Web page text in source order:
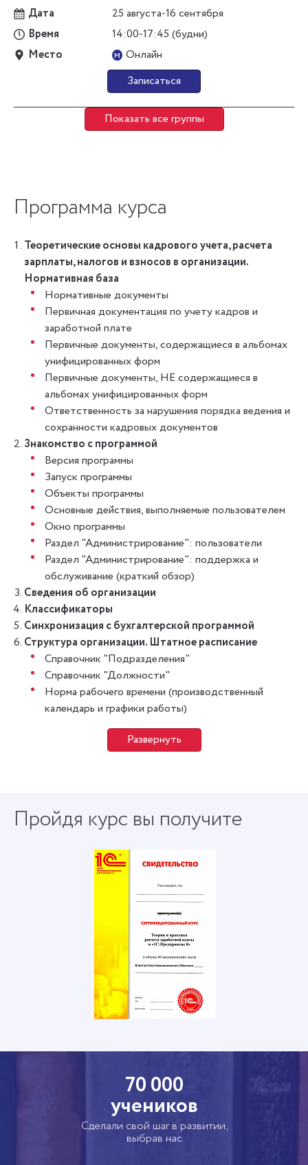
Дата
25 августа-16 сентября
Время
14:00-17:45 (будни)
Место
м Онлайн
Записаться
Показать все группы
Программа курса
Теоретические основы кадрового учета, расчета
зарплаты, налогов и взносов в организации.
Нормативная база
Нормативные документы
Первичная документация по учету кадров и
заработной плате
Первичные документы, содержащиеся в альбомах
унифицированных форм
Первичные документы, НЕ содержащиеся в
альбомах унифицированных форм
Ответственность за нарушения порядка ведения и
сохранности кадровых документов
Знакомство с программой
Версия программы
Запуск программы
Объекты программы
Основные действия, выполняемые пользователем
Окно программы
Раздел "Администрирование": пользователи
Раздел "Администрирование": поддержка и
обслуживание (краткий обзор)
Сведения об организации
Классификаторы
Синхронизация с бухгалтерской программой
Структура организации. Штатное расписание
Справочник "Подразделения"
Справочник "Должности"
Норма рабочего времени (производственный
календарь и графики работы)
Развернуть
Пройдя курс вы получите
70 000
учеников
Сделали свой шаг в развитии,
выбрав нас